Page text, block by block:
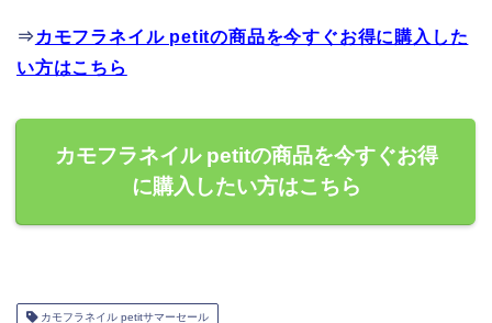
⇒ カモフラネイル petitの商品を今すぐお得に購入した
い方はこちら
カモフラネイル petitの商品を今すぐお得
に購入したい方はこちら
カモフラネイル petitサマーセール